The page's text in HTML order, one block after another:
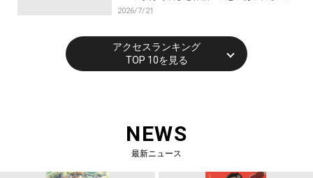
トが到着！9月に東京・大阪で先行上映会を開
2026/7/21
アクセスランキング
TOP 10を見る
NEWS
最新ニュース